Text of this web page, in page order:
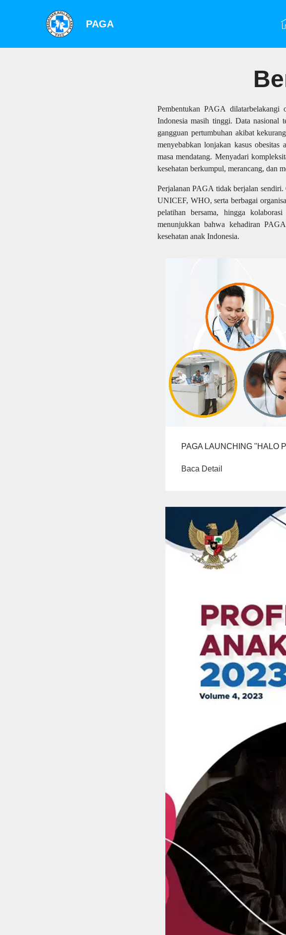
PAGA
Pembentukan PAGA
Indonesia masih tinggi. Data nasional
gangguan pertumbuhan akibat
menyebabkan lonjakan kasus
masa mendatang. Menyadari
kesehatan berkumpul, merancang, dan
Perjalanan PAGA tidak berjalan
UNICEF, WHO, serta berbagai
pelatihan bersama, hingga
menunjukkan bahwa kehadiran
kesehatan anak Indonesia.
PAGA LAUNCHING "HALO
Baca Detail